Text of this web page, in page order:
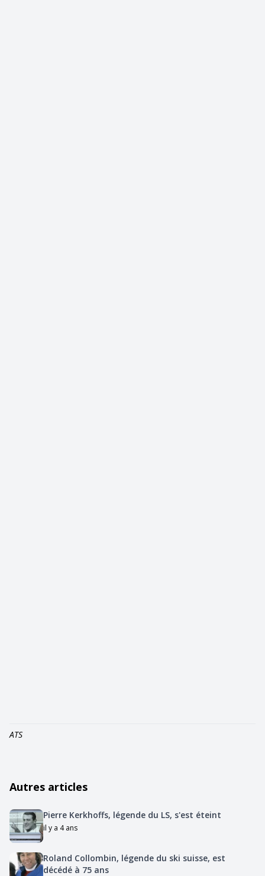
ATS
Autres articles
Pierre Kerkhoffs, légende du LS, s'est éteint
il y a 4 ans
Roland Collombin, légende du ski suisse, est
décédé à 75 ans